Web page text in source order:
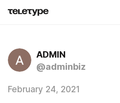
ADMIN
@adminbiz
February 24, 2021